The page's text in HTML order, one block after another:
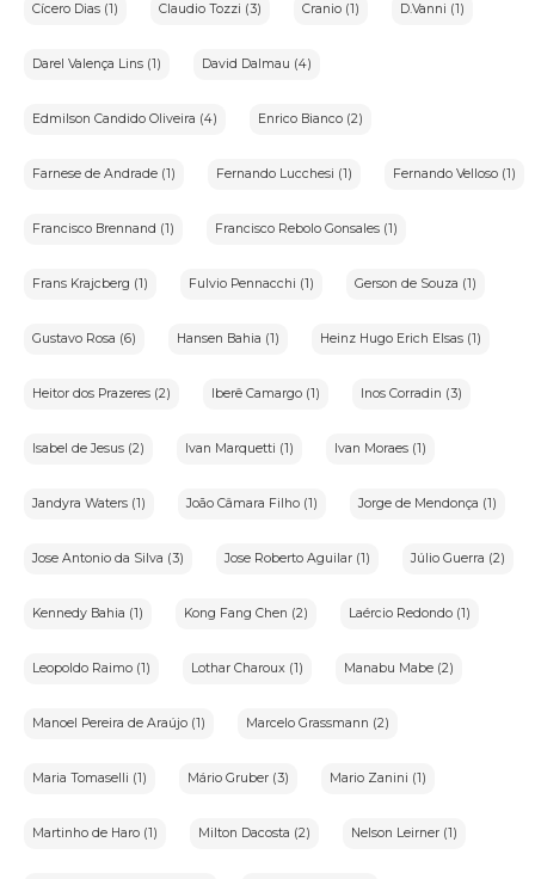
Cícero Dias (1) Claudio Tozzi (3) Cranio (1) D.Vanni (1)
Darel Valença Lins (1) David Dalmau (4)
Edmilson Candido Oliveira (4) Enrico Bianco (2)
Farnese de Andrade (1) Fernando Lucchesi (1) Fernando Velloso (1)
Francisco Brennand (1) Francisco Rebolo Gonsales (1)
Frans Krajcberg (1) Fulvio Pennacchi (1) Gerson de Souza (1)
Gustavo Rosa (6) Hansen Bahia (1) Heinz Hugo Erich Elsas (1)
Heitor dos Prazeres (2) Iberê Camargo (1) Inos Corradin (3)
Isabel de Jesus (2) Ivan Marquetti (1) Ivan Moraes (1)
Jandyra Waters (1) João Câmara Filho (1) Jorge de Mendonça (1)
Jose Antonio da Silva (3) Jose Roberto Aguilar (1) Júlio Guerra (2)
Kennedy Bahia (1) Kong Fang Chen (2) Laércio Redondo (1)
Leopoldo Raimo (1) Lothar Charoux (1) Manabu Mabe (2)
Manoel Pereira de Araújo (1) Marcelo Grassmann (2)
Maria Tomaselli (1) Mário Gruber (3) Mario Zanini (1)
Martinho de Haro (1) Milton Dacosta (2) Nelson Leirner (1)